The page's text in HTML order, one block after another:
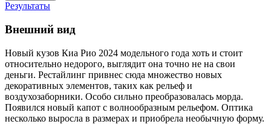
Результаты
Внешний вид
Новый кузов Киа Рио 2024 модельного года хоть и стоит
относительно недорого, выглядит она точно не на свои
деньги. Рестайлинг привнес сюда множество новых
декоративных элементов, таких как рельеф и
воздухозаборники. Особо сильно преобразовалась морда.
Появился новый капот с волнообразным рельефом. Оптика
несколько выросла в размерах и приобрела необычную форму.